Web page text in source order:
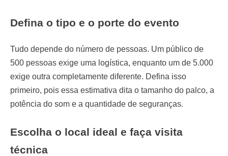
Defina o tipo e o porte do evento
Tudo depende do número de pessoas. Um público de
500 pessoas exige uma logística, enquanto um de 5.000
exige outra completamente diferente. Defina isso
primeiro, pois essa estimativa dita o tamanho do palco, a
potência do som e a quantidade de seguranças.
Escolha o local ideal e faça visita
técnica